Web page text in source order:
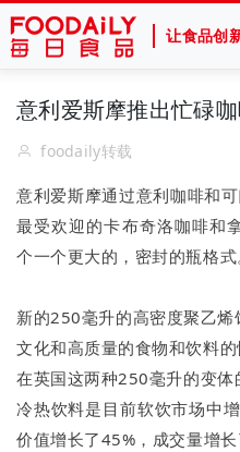
让食品创
意利爱斯摩推出忙碌
foodaily转载
意利爱斯摩通过意利咖啡和
最受欢迎的卡布奇洛咖啡和
个一个更大的，密封的瓶格式
新的250毫升的高密度聚乙
文化和高质量的食物和饮料的
在英国这两种250毫升的变体
冷热饮料是目前软饮市场中
价值增长了45%，成交量增长